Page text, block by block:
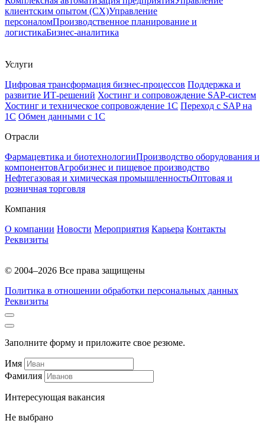
клиентским опытом (CX)Управление
персоналомПроизводственное планирование и
логистикаБизнес-аналитика
Услуги
Цифровая трансформация бизнес-процессов Поддержка и
развитие ИТ-решений Хостинг и сопровождение SAP-систем
Хостинг и техническое сопровождение 1С Переход с SAP на
1С Обмен данными с 1С
Отрасли
Фармацевтика и биотехнологииПроизводство оборудования и
компонентовАгробизнес и пищевое производство
Нефтегазовая и химическая промышленностьОптовая и
розничная торговля
Компания
О компании Новости Мероприятия Карьера Контакты
Реквизиты
© 2004–2026 Все права защищены
Политика в отношении обработки персональных данных
Реквизиты
Заполните форму и приложите свое резюме.
Имя
Фамилия
Интересующая вакансия
Не выбрано